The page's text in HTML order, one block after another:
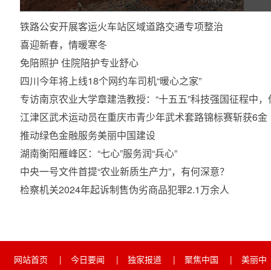
铁路公安开展客运火车站区域道路交通专项整治
喜迎新春，情暖寒冬
免陪照护 住院陪护专业舒心
四川今年将上线18个网约车司机“暖心之家”
专访南京农业大学章建浩教授：“十五五”科技强国征程中
江津区武术运动员在重庆市青少年武术套路锦标赛斩获6金
推动绿色金融服务美丽中国建设
湖南衡阳雁峰区：“七心”服务润“兵心”
中央一号文件首提“农业新质生产力”，有何深意？
检察机关2024年起诉制售伪劣商品犯罪2.1万余人
网站首页 | 今日要闻 | 独家报道 | 聚焦中国 |
美丽中